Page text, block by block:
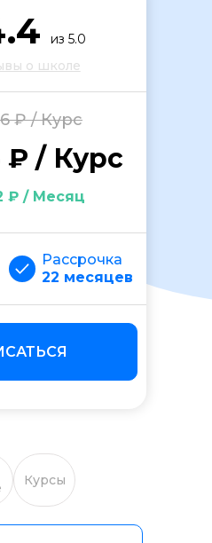
из 5.0
о школе
₽ / Курс
₽ / Курс
₽ / Месяц
Рассрочка
22 месяцев
Курсы